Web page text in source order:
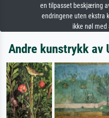
en tilpasset beskjæring
endringene uten ekstra
ikke nøl
Andre kunstrykk av